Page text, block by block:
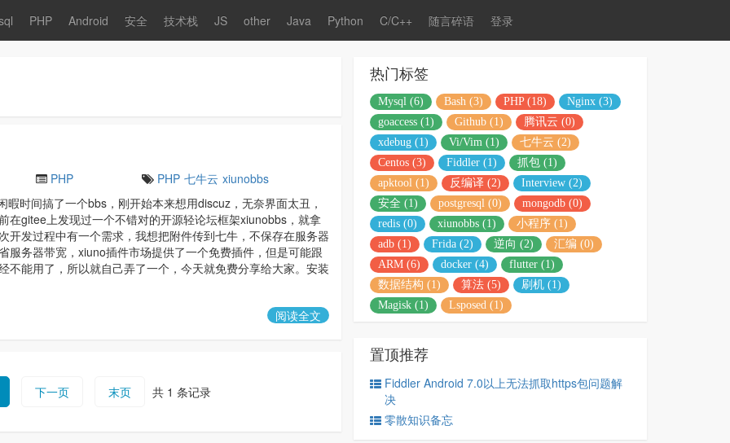
PHP Android 安全 技术栈 JS other Java Python C/C++ 随言碎语 登录
PHP PHP 七牛云 xiunobbs
暇时间搞了一个bbs，刚开始本来想用discuz，无奈界面太丑，
在gitee上发现过一个不错对的开源轻论坛框架xiunobbs，就拿
开发过程中有一个需求，我想把附件传到七牛，不保存在服务器
服务器带宽，xiuno插件市场提供了一个免费插件，但是可能跟
不能用了，所以就自己弄了一个，今天就免费分享给大家。安装
阅读全文
下一页 末页 共 1 条记录
热门标签
Mysql (6) Bash (3) PHP (18)
Nginx (3)
goaccess (1)
Github (1)
腾讯云 (0)
xdebug (1)
Vi/Vim (1)
七牛云 (2)
Centos (3)
Fiddler (1)
抓包 (1)
apktool (1)
反编译 (2)
Interview (2)
安全 (1)
postgresql (0)
mongodb (0)
redis (0)
xiunobbs (1)
小程序 (1)
adb (1)
Frida (2) 逆向 (2)
汇编 (0)
ARM (6)
docker (4)
flutter (1)
数据结构 (1)
算法 (5)
刷机 (1)
Magisk (1)
Lsposed (1)
置顶推荐
Fiddler Android 7.0以上无法抓取https包问题解
决
零散知识备忘